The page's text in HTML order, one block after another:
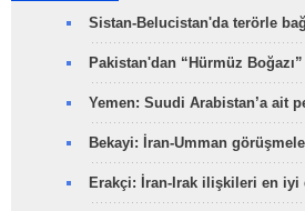
Sistan-Belucistan'da terörle
Pakistan'dan “Hürmüz Boğazı”
Yemen: Suudi Arabistan’a ait
Bekayi: İran-Umman
Erakçi: İran-Irak ilişkileri en iyi